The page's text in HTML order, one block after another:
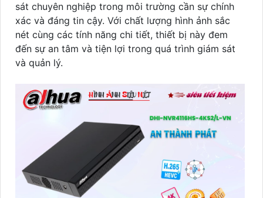
sát chuyên nghiệp trong môi trường cần sự chính
xác và đáng tin cậy. Với chất lượng hình ảnh sắc
nét cùng các tính năng chi tiết, thiết bị này đem
đến sự an tâm và tiện lợi trong quá trình giám sát
và quản lý.